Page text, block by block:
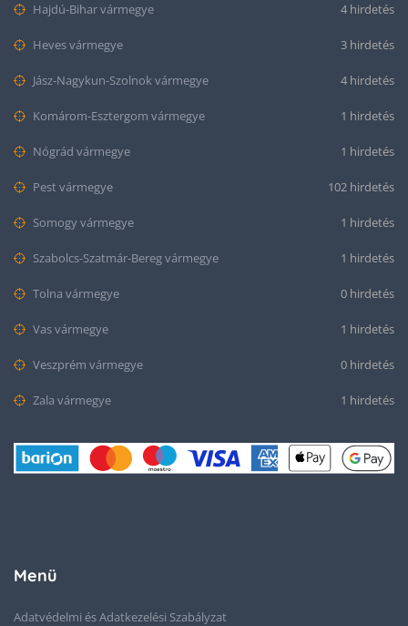
Hajdú-Bihar vármegye 4 hirdetés
Heves vármegye 3 hirdetés
Jász-Nagykun-Szolnok vármegye 4 hirdetés
Komárom-Esztergom vármegye 1 hirdetés
Nógrád vármegye 1 hirdetés
Pest vármegye 102 hirdetés
Somogy vármegye 1 hirdetés
Szabolcs-Szatmár-Bereg vármegye 1 hirdetés
Tolna vármegye 0 hirdetés
Vas vármegye 1 hirdetés
Veszprém vármegye 0 hirdetés
Zala vármegye 1 hirdetés
Menü
Adatvédelmi és Adatkezelési Szabályzat